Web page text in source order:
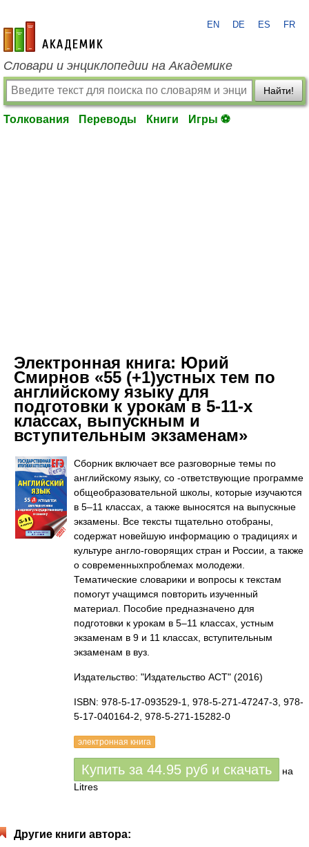
academic.ru
EN DE ES FR
Словари и энциклопедии на Академике
Найти!
Толкования Переводы Книги Игры ⚽
Электронная книга: Юрий
Смирнов «55 (+1)устных тем по
английскому языку для
подготовки к урокам в 5-11-х
классах, выпускным и
вступительным экзаменам»
Сборник включает все разговорные темы по
английскому языку, со -ответствующие программе
общеобразовательной школы, которые изучаются
в 5–11 классах, а также выносятся на выпускные
экзамены. Все тексты тщательно отобраны,
содержат новейшую информацию о традициях и
культуре англо-говорящих стран и России, а также
о современныхпроблемах молодежи.
Тематические словарики и вопросы к текстам
помогут учащимся повторить изученный
материал. Пособие предназначено для
подготовки к урокам в 5–11 классах, устным
экзаменам в 9 и 11 классах, вступительным
экзаменам в вуз.
Издательство: "Издательство АСТ" (2016)
ISBN: 978-5-17-093529-1, 978-5-271-47247-3, 978-
5-17-040164-2, 978-5-271-15282-0
электронная книга
Купить за 44.95 руб и скачать
на
Litres
Другие книги автора: